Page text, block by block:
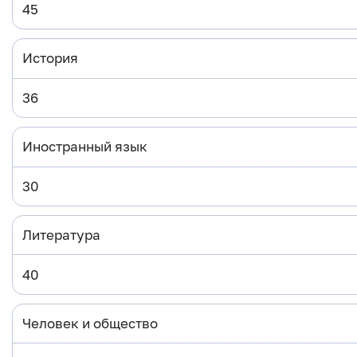
45
История
36
Иностранный язык
30
Литература
40
Человек и общество